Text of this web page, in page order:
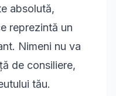
absolută,
reprezintă un
Nimeni nu va
de consiliere,
tău.